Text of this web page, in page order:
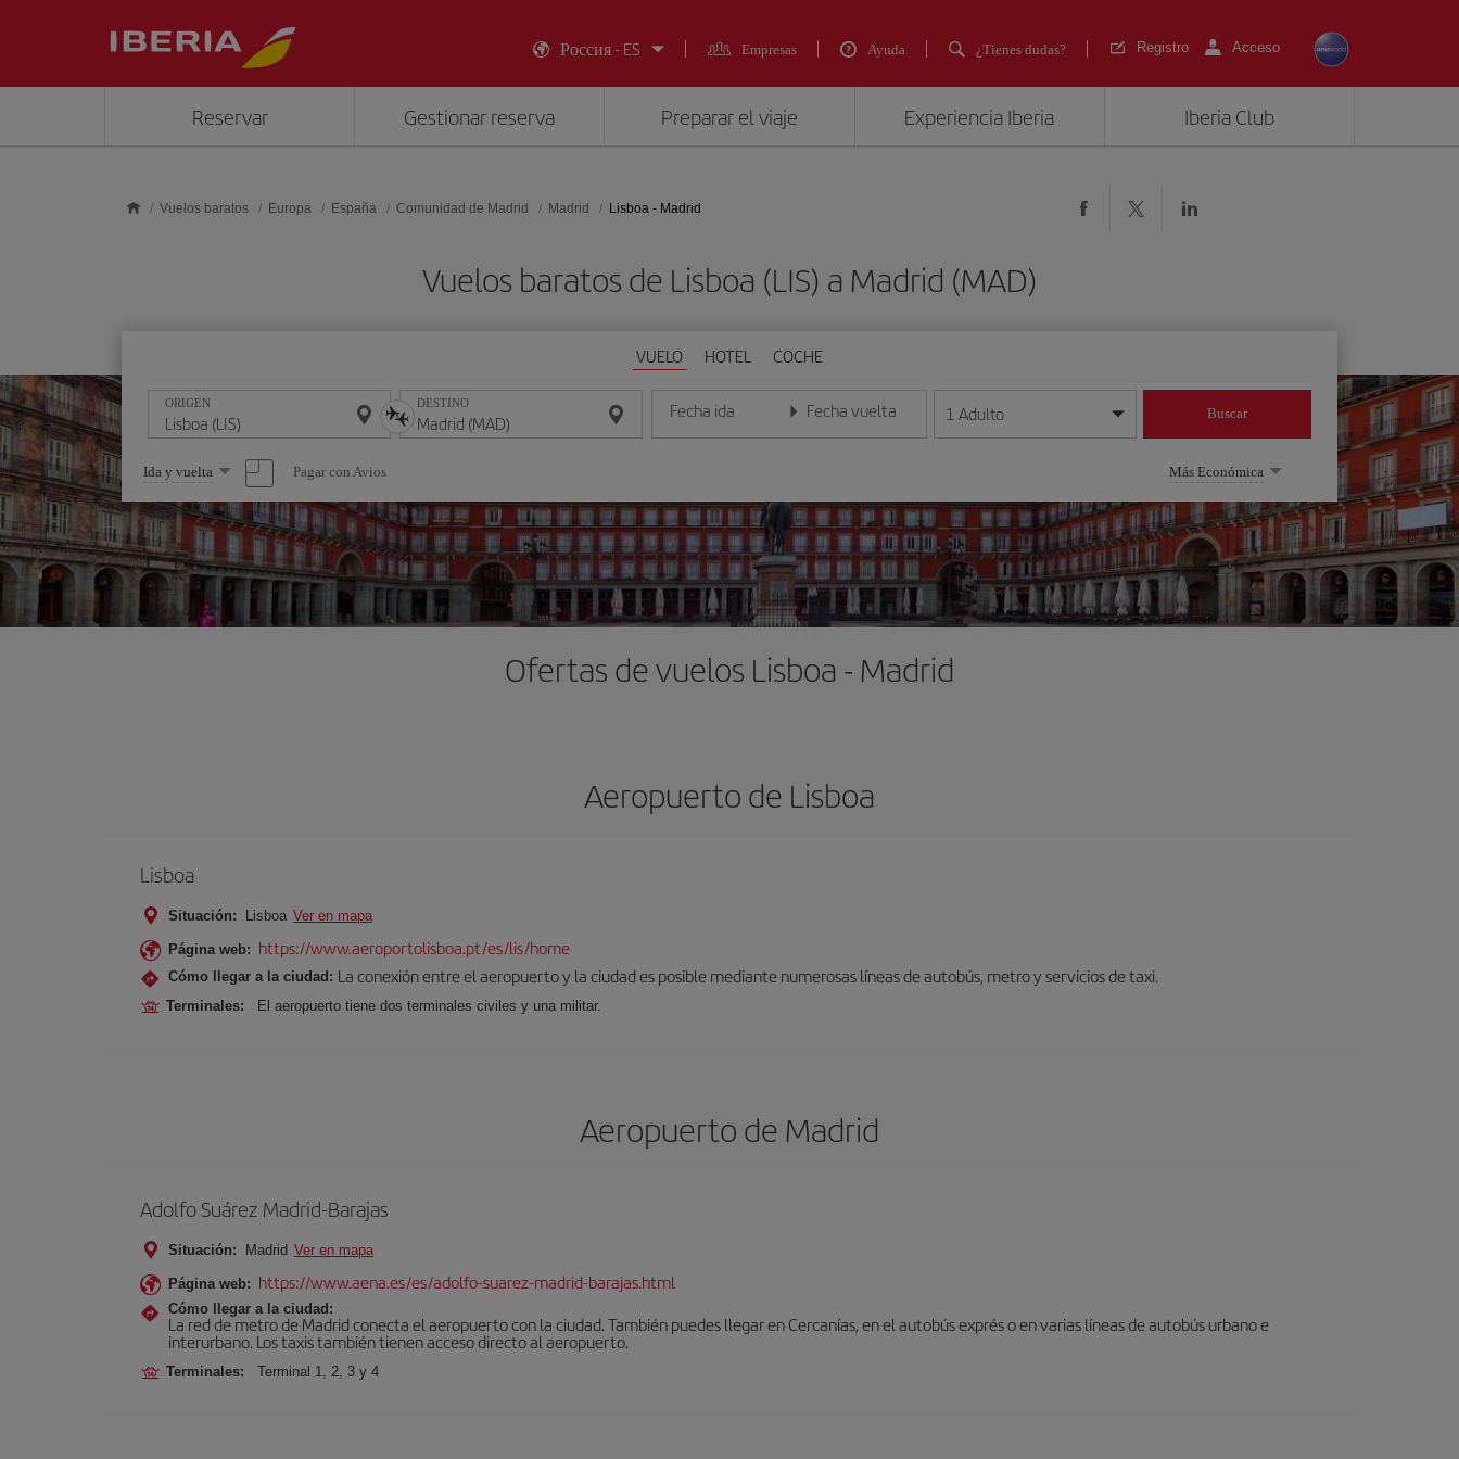
Россия - ES
Empresas Ayuda ¿Tienes dudas? Registro Acceso
Reservar Gestionar reserva Preparar el viaje Experiencia Iberia Iberia Club
Vuelos baratos Europa España Comunidad de Madrid Madrid Lisboa - Madrid
Vuelos baratos de Lisboa (LIS) a Madrid (MAD)
VUELO HOTEL COCHE
ORIGEN DESTINO Fecha ida
Introduce la fecha en formato día/mes/año
Fecha vuelta
Introduce la fecha en formato día/mes/año
1 Adulto Buscar
Seleccione
una
opción
Ida y vuelta Pagar con Avios Más Económica
Ofertas de vuelos Lisboa - Madrid
Aeropuerto de Lisboa
Lisboa
Situación: Lisboa Ver en mapa
Página web: https://www.aeroportolisboa.pt/es/lis/home
Cómo llegar a la ciudad: La conexión entre el aeropuerto y la ciudad es posible mediante numerosas líneas de autobús, metro y servicios de taxi.
Terminales: El aeropuerto tiene dos terminales civiles y una militar.
Aeropuerto de Madrid
Adolfo Suárez Madrid-Barajas
Situación: Madrid Ver en mapa
Página web: https://www.aena.es/es/adolfo-suarez-madrid-barajas.html
Cómo llegar a la ciudad:
La red de metro de Madrid conecta el aeropuerto con la ciudad. También puedes llegar en Cercanías, en el autobús exprés o en varias líneas de autobús urbano e
interurbano. Los taxis también tienen acceso directo al aeropuerto.
Terminales: Terminal 1, 2, 3 y 4